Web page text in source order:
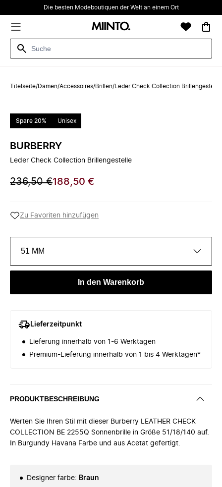
Die besten Modeboutiquen der Welt an einem Ort
Titelseite/Damen/Accessoires/Brillen/ Leder Check Collection Brillengestelle
Spare 20% Unisex
BURBERRY
Leder Check Collection Brillengestelle
236,50 €188,50 €
Zu Favoriten hinzufügen
51 MM
In den Warenkorb
Lieferzeitpunkt
Lieferung innerhalb von 1-6 Werktagen
Premium-Lieferung innerhalb von 1 bis 4 Werktagen*
PRODUKTBESCHREIBUNG
Werten Sie Ihren Stil mit dieser Burberry LEATHER CHECK
COLLECTION BE 2255Q Sonnenbrille in Größe 51/18/140 auf.
In Burgundy Havana Farbe und aus Acetat gefertigt.
Designer farbe: Braun